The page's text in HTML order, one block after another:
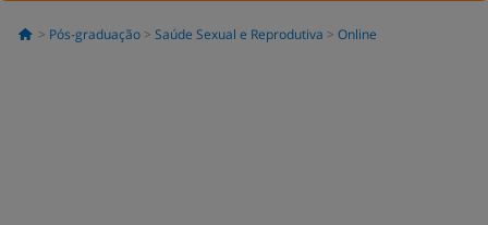
Pós-graduação Saúde Sexual e Reprodutiva Online